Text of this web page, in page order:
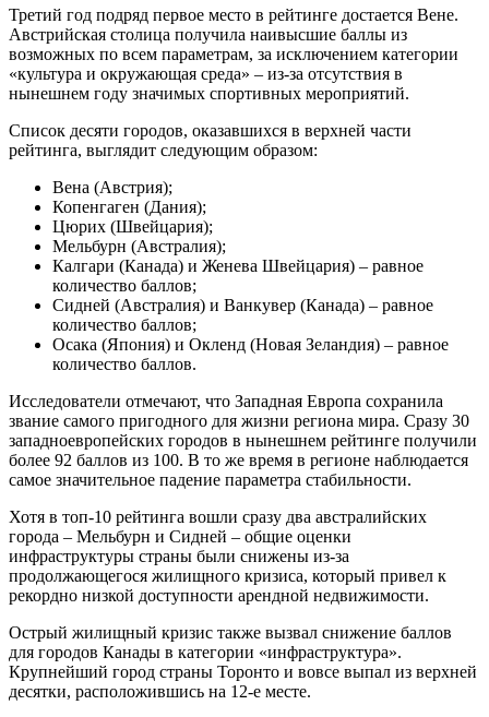
Третий год подряд первое место в рейтинге достается Вене.
Австрийская столица получила наивысшие баллы из
возможных по всем параметрам, за исключением категории
«культура и окружающая среда» – из-за отсутствия в
нынешнем году значимых спортивных мероприятий.
Список десяти городов, оказавшихся в верхней части
рейтинга, выглядит следующим образом:
Вена (Австрия);
Копенгаген (Дания);
Цюрих (Швейцария);
Мельбурн (Австралия);
Калгари (Канада) и Женева Швейцария) – равное
количество баллов;
Сидней (Австралия) и Ванкувер (Канада) – равное
количество баллов;
Осака (Япония) и Окленд (Новая Зеландия) – равное
количество баллов.
Исследователи отмечают, что Западная Европа сохранила
звание самого пригодного для жизни региона мира. Сразу 30
западноевропейских городов в нынешнем рейтинге получили
более 92 баллов из 100. В то же время в регионе наблюдается
самое значительное падение параметра стабильности.
Хотя в топ-10 рейтинга вошли сразу два австралийских
города – Мельбурн и Сидней – общие оценки
инфраструктуры страны были снижены из-за
продолжающегося жилищного кризиса, который привел к
рекордно низкой доступности арендной недвижимости.
Острый жилищный кризис также вызвал снижение баллов
для городов Канады в категории «инфраструктура».
Крупнейший город страны Торонто и вовсе выпал из верхней
десятки, расположившись на 12-е месте.